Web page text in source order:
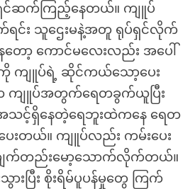
င်ဆက်ကြည့်နေတယ်။ ကျူပ်
င်း သူဌေးမနဲ့အတူ ရုပ်ရှင်လိုက်
ော့ ကောင်မလေးလည်း အပေါ်
ကျူပ်ရဲ့ ဆိုင်ကယ်သော့ပေး
ကျူပ်အတွက်ရေတခွက်ယူပြီး
အသင့်ရှိနေတဲ့ရေဘူးထဲကနေ ရေတ
းတယ်။ ကျူပ်လည်း ကမ်းပေး
ျက်တည်းမော့သောက်လိုက်တယ်။
းပြီး စိုးရိမ်ပူပန်မှုတွေ ကြက်